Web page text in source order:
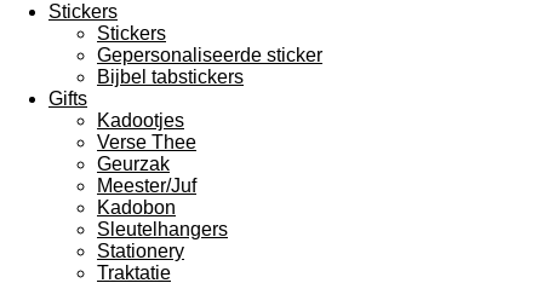
Stickers
Stickers
Gepersonaliseerde sticker
Bijbel tabstickers
Gifts
Kadootjes
Verse Thee
Geurzak
Meester/Juf
Kadobon
Sleutelhangers
Stationery
Traktatie